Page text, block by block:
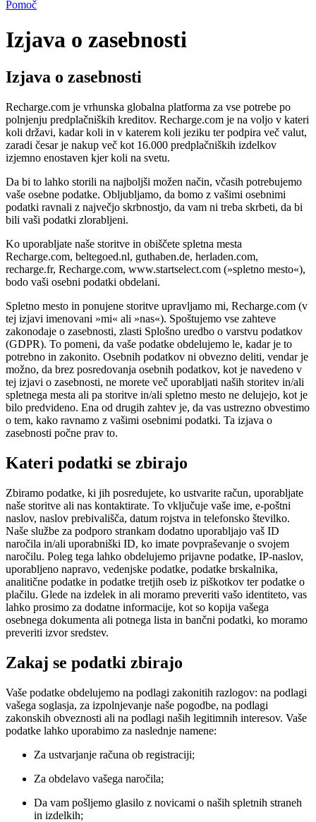
Pomoč
Izjava o zasebnosti
Izjava o zasebnosti
Recharge.com je vrhunska globalna platforma za vse potrebe po
polnjenju predplačniških kreditov. Recharge.com je na voljo v kateri
koli državi, kadar koli in v katerem koli jeziku ter podpira več valut,
zaradi česar je nakup več kot 16.000 predplačniških izdelkov
izjemno enostaven kjer koli na svetu.
Da bi to lahko storili na najboljši možen način, včasih potrebujemo
vaše osebne podatke. Obljubljamo, da bomo z vašimi osebnimi
podatki ravnali z največjo skrbnostjo, da vam ni treba skrbeti, da bi
bili vaši podatki zlorabljeni.
Ko uporabljate naše storitve in obiščete spletna mesta
Recharge.com, beltegoed.nl, guthaben.de, herladen.com,
recharge.fr, Recharge.com, www.startselect.com (»spletno mesto«),
bodo vaši osebni podatki obdelani.
Spletno mesto in ponujene storitve upravljamo mi, Recharge.com (v
tej izjavi imenovani »mi« ali »nas«). Spoštujemo vse zahteve
zakonodaje o zasebnosti, zlasti Splošno uredbo o varstvu podatkov
(GDPR). To pomeni, da vaše podatke obdelujemo le, kadar je to
potrebno in zakonito. Osebnih podatkov ni obvezno deliti, vendar je
možno, da brez posredovanja osebnih podatkov, kot je navedeno v
tej izjavi o zasebnosti, ne morete več uporabljati naših storitev in/ali
spletnega mesta ali pa storitve in/ali spletno mesto ne delujejo, kot je
bilo predvideno. Ena od drugih zahtev je, da vas ustrezno obvestimo
o tem, kako ravnamo z vašimi osebnimi podatki. Ta izjava o
zasebnosti počne prav to.
Kateri podatki se zbirajo
Zbiramo podatke, ki jih posredujete, ko ustvarite račun, uporabljate
naše storitve ali nas kontaktirate. To vključuje vaše ime, e-poštni
naslov, naslov prebivališča, datum rojstva in telefonsko številko.
Naše službe za podporo strankam dodatno uporabljajo vaš ID
naročila in/ali uporabniški ID, ko imate povpraševanje o svojem
naročilu. Poleg tega lahko obdelujemo prijavne podatke, IP-naslov,
uporabljeno napravo, vedenjske podatke, podatke brskalnika,
analitične podatke in podatke tretjih oseb iz piškotkov ter podatke o
plačilu. Glede na izdelek in ali moramo preveriti vašo identiteto, vas
lahko prosimo za dodatne informacije, kot so kopija vašega
osebnega dokumenta ali potnega lista in bančni podatki, ko moramo
preveriti izvor sredstev.
Zakaj se podatki zbirajo
Vaše podatke obdelujemo na podlagi zakonitih razlogov: na podlagi
vašega soglasja, za izpolnjevanje naše pogodbe, na podlagi
zakonskih obveznosti ali na podlagi naših legitimnih interesov. Vaše
podatke lahko uporabimo za naslednje namene:
Za ustvarjanje računa ob registraciji;
Za obdelavo vašega naročila;
Da vam pošljemo glasilo z novicami o naših spletnih straneh
in izdelkih;